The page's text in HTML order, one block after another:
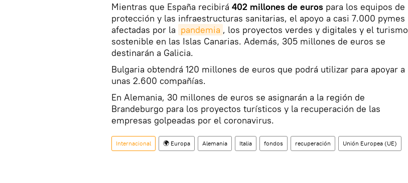
Mientras que España recibirá 402 millones de euros para los equipos de
protección y las infraestructuras sanitarias, el apoyo a casi 7.000 pymes
afectadas por la pandemia , los proyectos verdes y digitales y el turismo
sostenible en las Islas Canarias. Además, 305 millones de euros se
destinarán a Galicia.
Bulgaria obtendrá 120 millones de euros que podrá utilizar para apoyar a
unas 2.600 compañías.
En Alemania, 30 millones de euros se asignarán a la región de
Brandeburgo para los proyectos turísticos y la recuperación de las
empresas golpeadas por el coronavirus.
Internacional 🌍 Europa Alemania Italia fondos recuperación Unión Europea (UE)